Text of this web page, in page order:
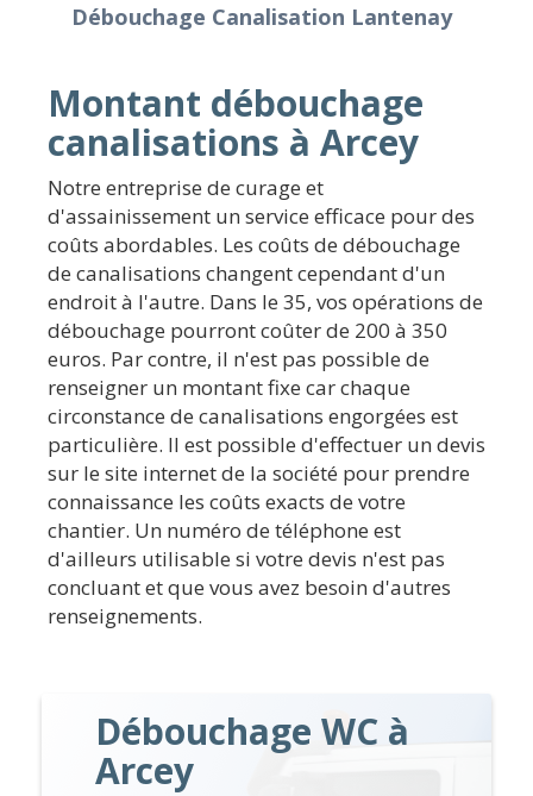
Débouchage Canalisation Lantenay
Montant débouchage
canalisations à Arcey
Notre entreprise de curage et
d'assainissement un service efficace pour des
coûts abordables. Les coûts de débouchage
de canalisations changent cependant d'un
endroit à l'autre. Dans le 35, vos opérations de
débouchage pourront coûter de 200 à 350
euros. Par contre, il n'est pas possible de
renseigner un montant fixe car chaque
circonstance de canalisations engorgées est
particulière. Il est possible d'effectuer un devis
sur le site internet de la société pour prendre
connaissance les coûts exacts de votre
chantier. Un numéro de téléphone est
d'ailleurs utilisable si votre devis n'est pas
concluant et que vous avez besoin d'autres
renseignements.
Débouchage WC à
Arcey